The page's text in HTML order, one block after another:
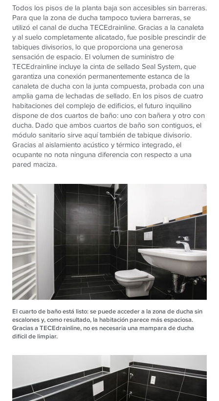
Todos los pisos de la planta baja son accesibles sin barreras.
Para que la zona de ducha tampoco tuviera barreras, se
utilizó el canal de ducha TECEdrainline. Gracias a la canaleta
y al suelo completamente alicatado, fue posible prescindir de
tabiques divisorios, lo que proporciona una generosa
sensación de espacio. El volumen de suministro de
TECEdrainline incluye la cinta de sellado Seal System, que
garantiza una conexión permanentemente estanca de la
canaleta de ducha con la junta compuesta, probada con una
amplia gama de lechadas de sellado. En los pisos de cuatro
habitaciones del complejo de edificios, el futuro inquilino
dispone de dos cuartos de baño: uno con bañera y otro con
ducha. Dado que ambos cuartos de baño son contiguos, el
módulo sanitario sirve aquí también de tabique divisorio.
Gracias al aislamiento acústico y térmico integrado, el
ocupante no nota ninguna diferencia con respecto a una
pared maciza.
El cuarto de baño está listo: se puede acceder a la zona de ducha sin
escalones y, como resultado, la habitación parece más espaciosa.
Gracias a TECEdrainline, no es necesaria una mampara de ducha
difícil de limpiar.